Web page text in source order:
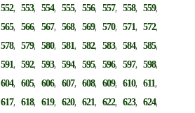
552,553,554,555,556,557,558,559,
565,566,567,568,569,570,571,572,
578,579,580,581,582,583,584,585,
591,592,593,594,595,596,597,598,
604,605,606,607,608,609,610,611,
617,618,619,620,621,622,623,624,